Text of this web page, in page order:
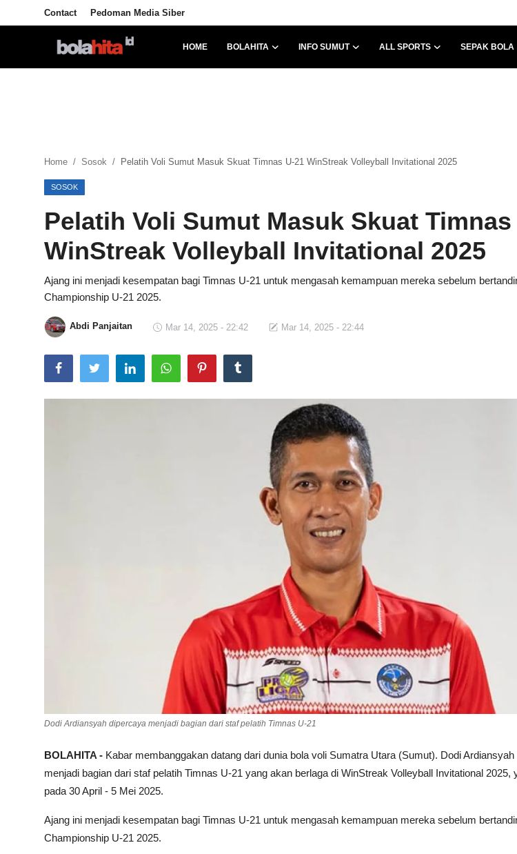
Contact Pedoman Media Siber
HOME BOLAHITA INFO SUMUT ALL SPORTS SEPAK BOLA
All Sports
Sportainment
Total Sports
Home Sosok Pelatih Voli Sumut Masuk Skuat Timnas U-21 WinStreak Volleyball Invitational 2025
SOSOK
Pelatih Voli Sumut Masuk Skuat Timnas
WinStreak Volleyball Invitational 2025
Ajang ini menjadi kesempatan bagi Timnas U-21 untuk mengasah kemampuan mereka sebelum
Championship U-21 2025.
Abdi Panjaitan Mar 14, 2025 - 22:42 Mar 14, 2025 - 22:44
Dodi Ardiansyah dipercaya menjadi bagian dari staf pelatih Timnas U-21
BOLAHITA - Kabar membanggakan datang dari dunia bola voli Sumatra Utara (Sumut). Dodi
menjadi bagian dari staf pelatih Timnas U-21 yang akan berlaga di WinStreak Volleyball Invitational 2025,
pada 30 April - 5 Mei 2025.
Ajang ini menjadi kesempatan bagi Timnas U-21 untuk mengasah kemampuan mereka sebelum
Championship U-21 2025.